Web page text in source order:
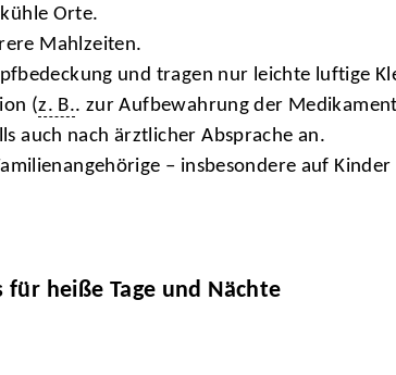
Orte.
Mahlzeiten.
und tragen nur leichte luftige
(z. B.. zur Aufbewahrung der
auch nach ärztlicher Absprache an.
– insbesondere auf Kinder
für heiße Tage und Nächte